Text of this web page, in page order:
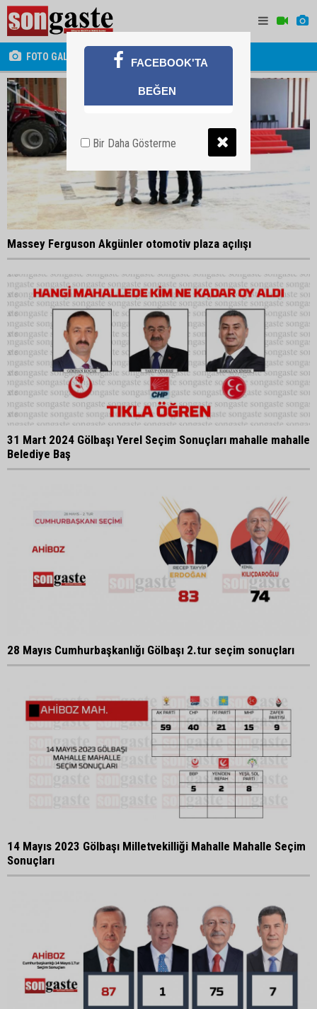
FOTO GALERİ
Massey Ferguson Akgünler otomotiv plaza açılışı
31 Mart 2024 Gölbaşı Yerel Seçim Sonuçları mahalle mahalle
Belediye Baş
28 Mayıs Cumhurbaşkanlığı Gölbaşı 2.tur seçim sonuçları
14 Mayıs 2023 Gölbaşı Milletvekilliği Mahalle Mahalle Seçim
Sonuçları
FACEBOOK'TA
BEĞEN
Bir Daha Gösterme